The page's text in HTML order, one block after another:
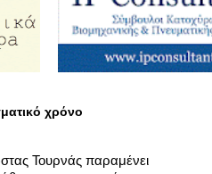
χρόνο
Τουρνάς παραμένει